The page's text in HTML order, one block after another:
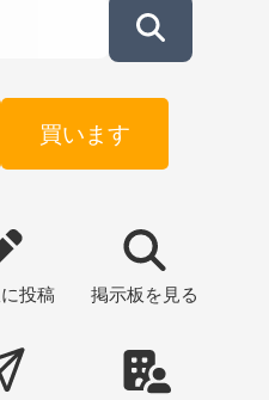
買います
に投稿 掲示板 を見る